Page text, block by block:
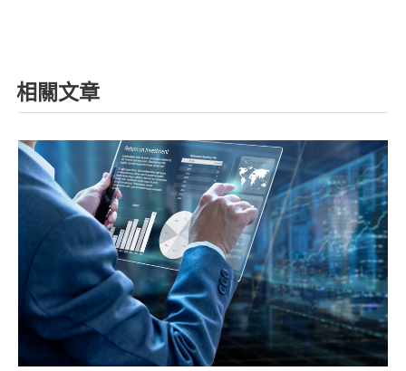
相關文章